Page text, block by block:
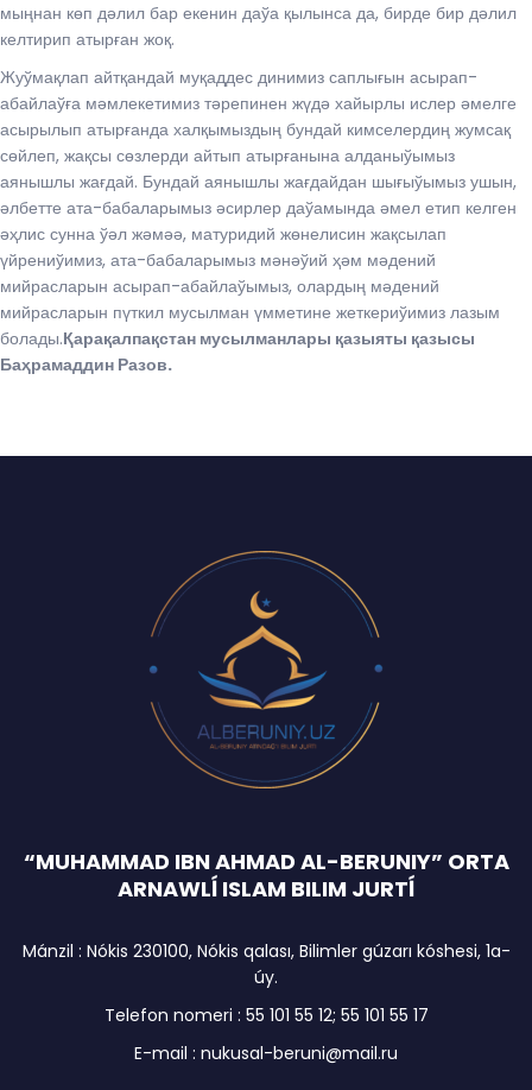
мыңнан көп дәлил бар екенин даўа қылынса да, бирде бир дәлил
келтирип атырған жоқ.
Жуўмақлап айтқандай муқаддес динимиз саплығын асырап-
абайлаўға мәмлекетимиз тәрепинен жүдә хайырлы ислер әмелге
асырылып атырғанда халқымыздың бундай кимселердиң жумсақ
сөйлеп, жақсы сөзлерди айтып атырғанына алданыўымыз
аянышлы жағдай. Бундай аянышлы жағдайдан шығыўымыз ушын,
әлбетте ата-бабаларымыз әсирлер даўамында әмел етип келген
әҳлис сунна ўәл жәмәә, матуридий жөнелисин жақсылап
үйрениўимиз, ата-бабаларымыз мәнәўий ҳәм мәдений
мийрасларын асырап-абайлаўымыз, олардың мәдений
мийрасларын пүткил мусылман үмметине жеткериўимиз лазым
болады.Қарақалпақстан мусылманлары қазыяты қазысы
Баҳрамаддин Разов.
“MUHAMMAD IBN AHMAD AL-BERUNIY” ORTA
ARNAWLĺ ISLAM BILIM JURTĺ
Mánzil : Nókis 230100, Nókis qalası, Bilimler gúzarı kóshesi, 1a-
úy.
Telefon nomeri : 55 101 55 12; 55 101 55 17
E-mail : nukusal-beruni@mail.ru